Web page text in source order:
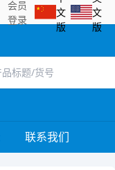
会员
登录
文
版
文
版
联系我们